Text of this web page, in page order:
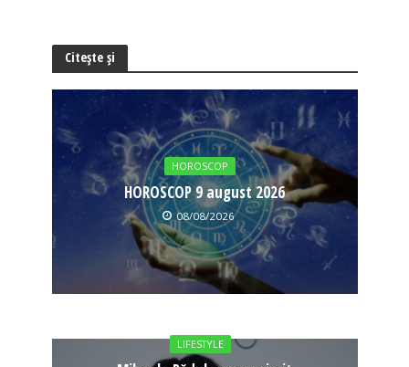
Citește și
HOROSCOP
HOROSCOP 9 august 2026
08/08/2026
LIFESTYLE